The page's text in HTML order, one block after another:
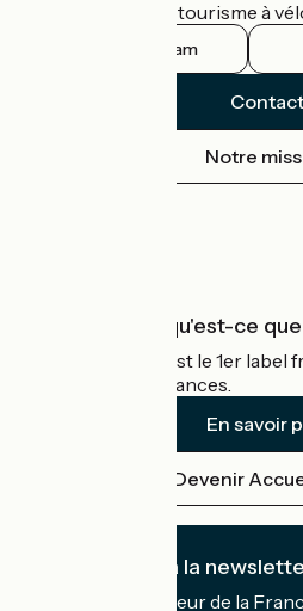
guide officiel du tourisme à
Instagram
Contact
Notre
Accueil Vélo qu'est-ce
Accueil Vélo c'est le 1er label
cyclistes en vacances.
En savoir
Devenir
Je m'abonne à la
Recevez le meilleur de la